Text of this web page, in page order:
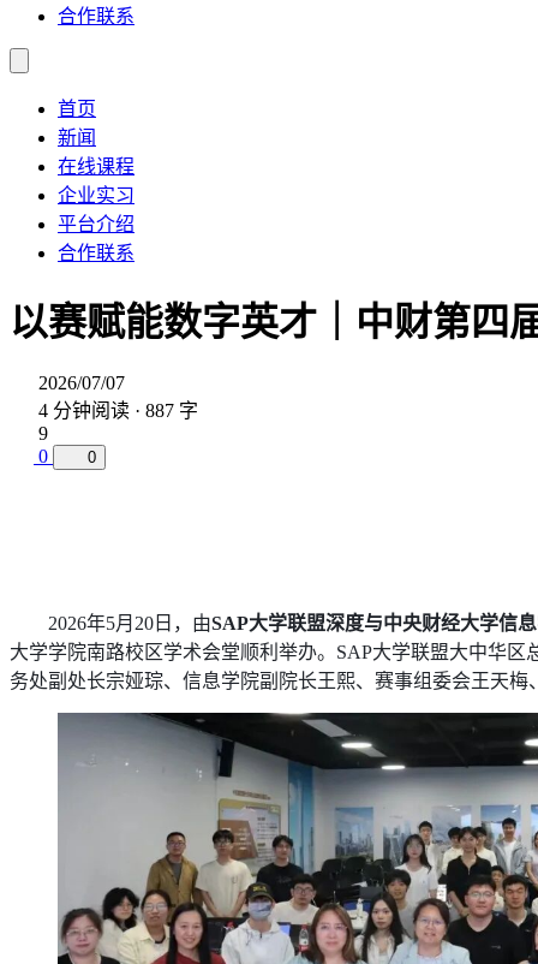
合作联系
首页
新闻
在线课程
企业实习
平台介绍
合作联系
以赛赋能数字英才｜中财第四
2026/07/07
4 分钟阅读 · 887 字
9
0
0
2026年5月20日，由SAP大学联盟深度与中央财经大学信
大学学院南路校区学术会堂顺利举办。SAP大学联盟大中华
务处副处长宗娅琮、信息学院副院长王熙、赛事组委会王天